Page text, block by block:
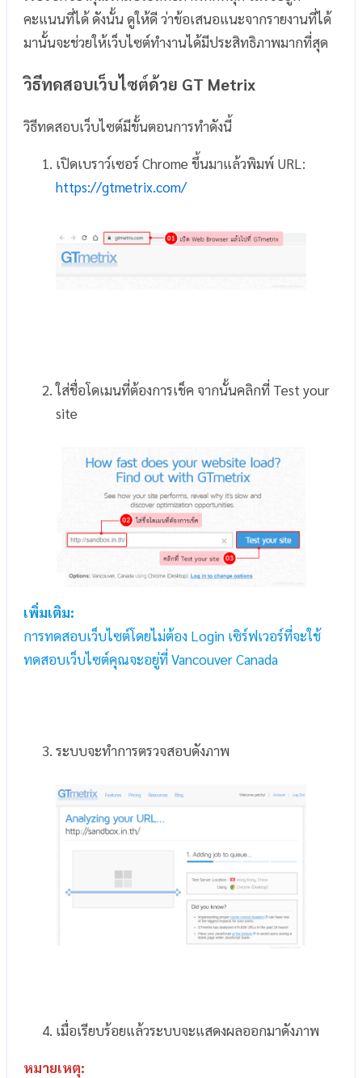
คะแนนที่ได้ ดังนั้น ดูให้ดี ว่าข้อเสนอแนะจากรายงานที่ได้
มานั้นจะช่วยให้เว็บไซต์ทำงานได้มีประสิทธิภาพมากที่สุด
วิธีทดสอบเว็บไซต์ด้วย GT Metrix
วิธีทดสอบเว็บไซต์มีขั้นตอนการทำดังนี้
เปิดเบราว์เซอร์ Chrome ขึ้นมาแล้วพิมพ์ URL:
https://gtmetrix.com/
ใส่ชื่อโดเมนที่ต้องการเช็ค จากนั้นคลิกที่ Test your
site
เพิ่มเติม:
การทดสอบเว็บไซต์โดยไม่ต้อง Login เซิร์ฟเวอร์ที่จะใช้
ทดสอบเว็บไซต์คุณจะอยู่ที่ Vancouver Canada
ระบบจะทำการตรวจสอบดังภาพ
เมื่อเรียบร้อยแล้วระบบจะแสดงผลออกมาดังภาพ
หมายเหตุ: